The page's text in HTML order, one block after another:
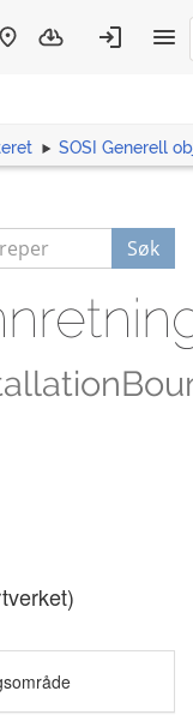
SOSI Generell
Søk